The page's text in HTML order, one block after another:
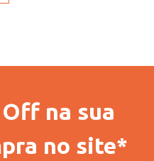
na sua
no site*